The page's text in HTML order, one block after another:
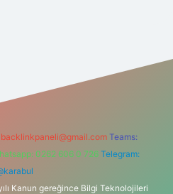
backlinkpaneli@gmail.com Teams:
0262 606 0 726 Telegram:
Kanun gereğince Bilgi Teknolojileri